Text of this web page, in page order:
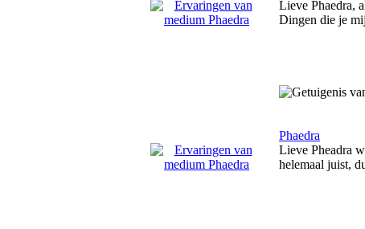
Lieve Phaedra,
Dingen die je
Phaedra
Lieve Pheadra
helemaal juist,